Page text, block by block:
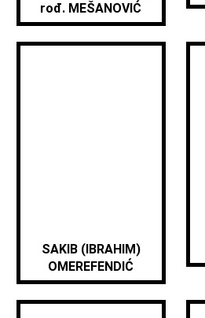
rođ. MEŠANOVIĆ
SAKIB (IBRAHIM)
OMEREFENDIĆ